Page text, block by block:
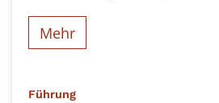
Mehr
Führung: